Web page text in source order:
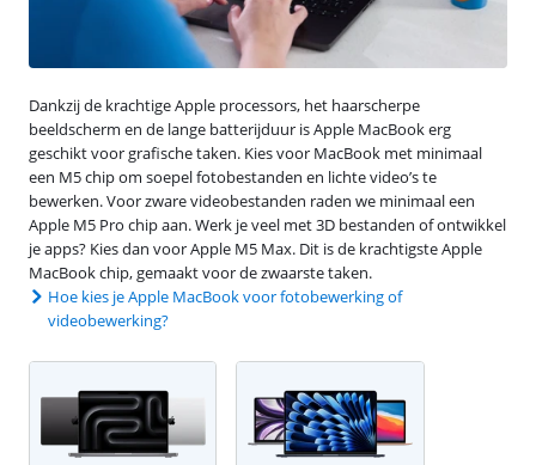
Dankzij de krachtige Apple processors, het haarscherpe
beeldscherm en de lange batterijduur is Apple MacBook erg
geschikt voor grafische taken. Kies voor MacBook met minimaal
een M5 chip om soepel fotobestanden en lichte video’s te
bewerken. Voor zware videobestanden raden we minimaal een
Apple M5 Pro chip aan. Werk je veel met 3D bestanden of ontwikkel
je apps? Kies dan voor Apple M5 Max. Dit is de krachtigste Apple
MacBook chip, gemaakt voor de zwaarste taken.
Hoe kies je Apple MacBook voor fotobewerking of
videobewerking?